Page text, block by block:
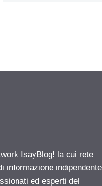
IsayBlog! la cui rete
informazione indipendente
ed esperti del